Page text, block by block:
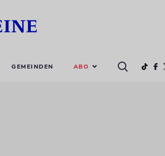
GEMEINDEN ABO